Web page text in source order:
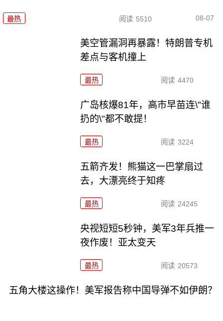
最热 阅读 5510 08-07
美空管漏洞再暴露！特朗普专机
差点与客机撞上
最热 阅读 4470
广岛核爆81年，高市早苗连\"谁
扔的\"都不敢提！
最热 阅读 3224
五箭齐发！熊猫这一巴掌扇过
去，大漂亮终于知疼
最热 阅读 24245
央视短短5秒钟，美军3年兵推一
夜作废！亚太变天
最热 阅读 20573
五角大楼这操作！美军报告称中国导弹不如伊朗？